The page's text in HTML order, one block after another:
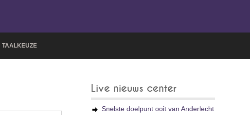
TAALKEUZE
Live nieuws center
Snelste doelpunt ooit van Anderlecht